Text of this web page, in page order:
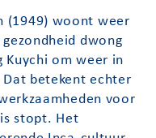
(1949) woont weer
dwong
Kuychi om weer in
Dat betekent echter
voor
stopt. Het